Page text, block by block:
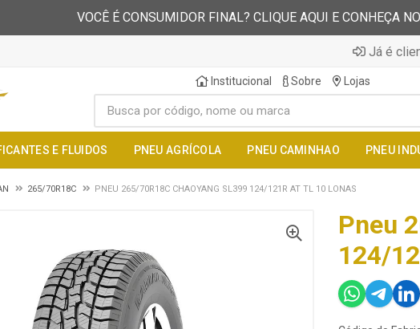
VOCÊ É CONSUMIDOR FINAL? CLIQUE AQUI E CONHEÇA
Já é
Institucional Sobre Lojas
E FLUIDOS PNEU AGRÍCOLA PNEU CAMINHAO PNEU
265/70R18C PNEU 265/70R18C CHAOYANG SL399 124/121R AT TL 10 LONAS
Pneu
124/